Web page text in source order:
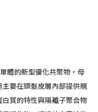
體的新型優化共聚物。母
要在頭髮皮層內部提供親
質的特性與陽離子聚合物